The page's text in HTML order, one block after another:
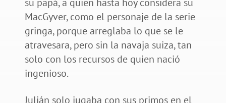
MacGyver, como el personaje de la serie
gringa, porque arreglaba lo que se le
atravesara, pero sin la navaja suiza, tan
solo con los recursos de quien nació
ingenioso.
Julián solo jugaba con sus primos en el